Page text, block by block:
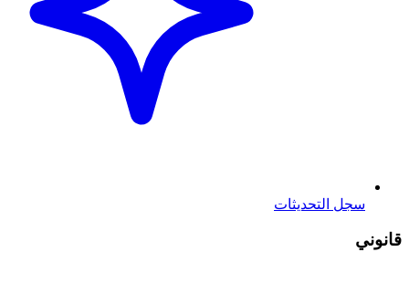
سجل التحديثات
قانوني